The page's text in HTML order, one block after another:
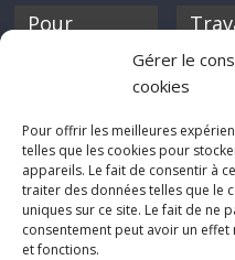
Gérer le
cookies
Pour offrir les meilleures
telles que les cookies pour
appareils. Le fait de consentir à
traiter des données telles que le
uniques sur ce site. Le fait de ne
consentement peut avoir un
et fonctions.
Pour
discothèque
Si tu
pas à
tes
séries